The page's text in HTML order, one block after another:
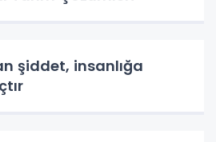
şiddet, insanlığa